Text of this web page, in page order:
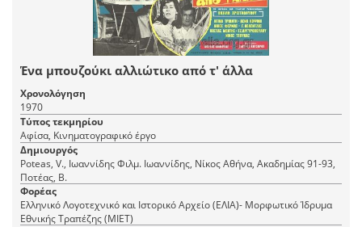
Ένα μπουζούκι αλλιώτικο από τ' άλλα
Χρονολόγηση
1970
Τύπος τεκμηρίου
Αφίσα, Κινηματογραφικό έργο
Δημιουργός
Poteas, V., Ιωαννίδης Φιλμ. Ιωαννίδης, Νίκος Αθήνα, Ακαδημίας 91-93,
Ποτέας, Β.
Φορέας
Ελληνικό Λογοτεχνικό και Ιστορικό Αρχείο (ΕΛΙΑ)- Μορφωτικό Ίδρυμα
Εθνικής Τραπέζης (ΜΙΕΤ)